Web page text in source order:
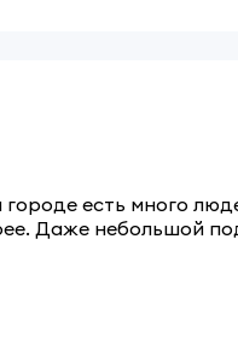
есть много
Даже небольшой